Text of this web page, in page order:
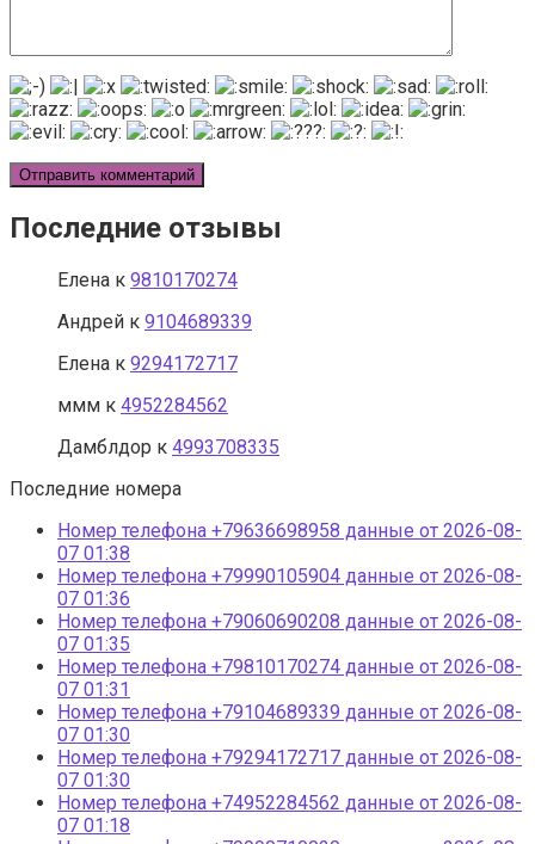
Последние отзывы
Елена к 9810170274
Андрей к 9104689339
Eлена к 9294172717
ммм к 4952284562
Дамблдор к 4993708335
Последние номера
Номер телефона +79636698958 данные от 2026-08-
07 01:38
Номер телефона +79990105904 данные от 2026-08-
07 01:36
Номер телефона +79060690208 данные от 2026-08-
07 01:35
Номер телефона +79810170274 данные от 2026-08-
07 01:31
Номер телефона +79104689339 данные от 2026-08-
07 01:30
Номер телефона +79294172717 данные от 2026-08-
07 01:30
Номер телефона +74952284562 данные от 2026-08-
07 01:18